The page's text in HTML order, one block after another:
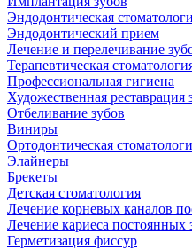
Эндодонтическая
Эндодонтический прием
Лечение и перелечивание
Терапевтическая
Профессиональная гигиена
Художественная реставрация
Отбеливание зубов
Виниры
Ортодонтическая
Элайнеры
Брекеты
Детская стоматология
Лечение корневых каналов
Лечение кариеса постоянных
Герметизация фиссур